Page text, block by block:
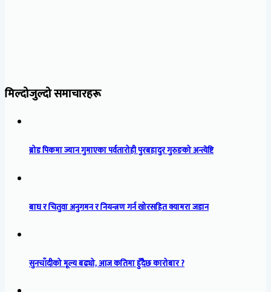
मिल्दोजुल्दो समाचारहरू
ब्रोड पिकमा ज्यान गुमाएका पर्वतारोही पुरबहादुर गुरुङको अन्त्येष्टि
बाघ र चितुवा अनुगमन र नियन्त्रण गर्न खोरसहित क्यामरा जडान
सुनचाँदीको मूल्य बढ्यो, आज कतिमा हुँदैछ कारोबार ?